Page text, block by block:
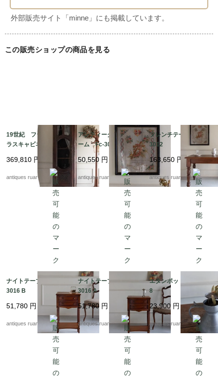
この販売ショップの商品を見る
19世紀 フランスのガ
ラスキャビネット Fc-
369,810 円
antiques ruan
アンティーク刺繍フレ
ーム Fc-3062
50,550 円
antiques ruan
フレンチテーブル Fc-
3012
163,650 円
antiques ruan
ナイトテーブル B Fc-
3016 B
51,780 円
antiques ruan
ナイトテーブル A Fc-
3016 A
51,780 円
antiques ruan
エタンポット Fc-303
8
23,900 円
antiques ruan